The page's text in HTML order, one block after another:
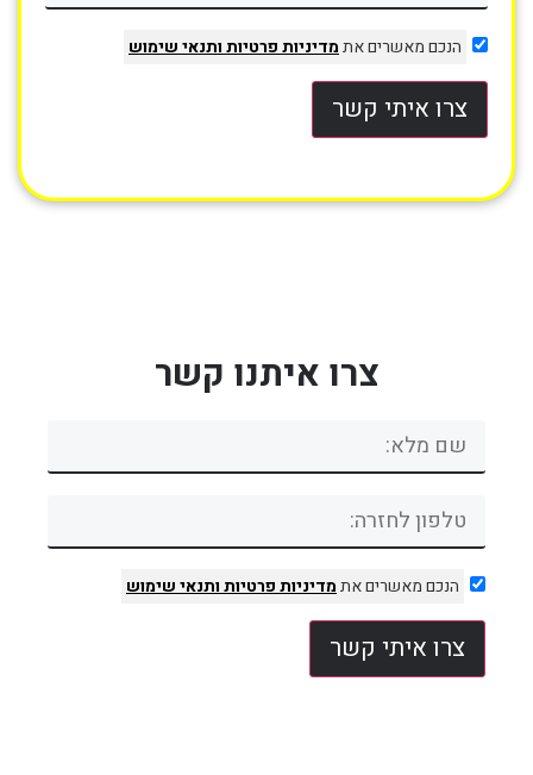
הנכם מאשרים אתמדיניות פרטיותותנאי שימוש
צרו איתי קשר
צרו איתנו קשר
הנכם מאשרים אתמדיניות פרטיותותנאי שימוש
צרו איתי קשר